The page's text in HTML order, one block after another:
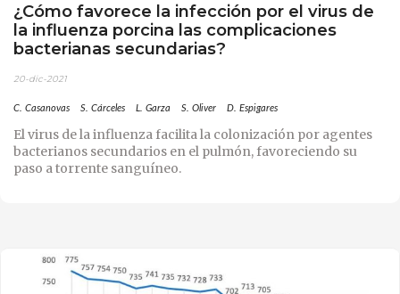
¿Cómo favorece la infección por el virus de
la influenza porcina las complicaciones
bacterianas secundarias?
20-dic-2021
C. Casanovas S. Cárceles L. Garza S. Oliver D. Espigares
El virus de la influenza facilita la colonización por agentes
bacterianos secundarios en el pulmón, favoreciendo su
paso a torrente sanguíneo.